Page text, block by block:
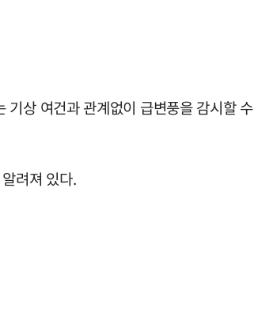
상 여건과 관계없이 급변풍을 감시할 수
려져 있다.